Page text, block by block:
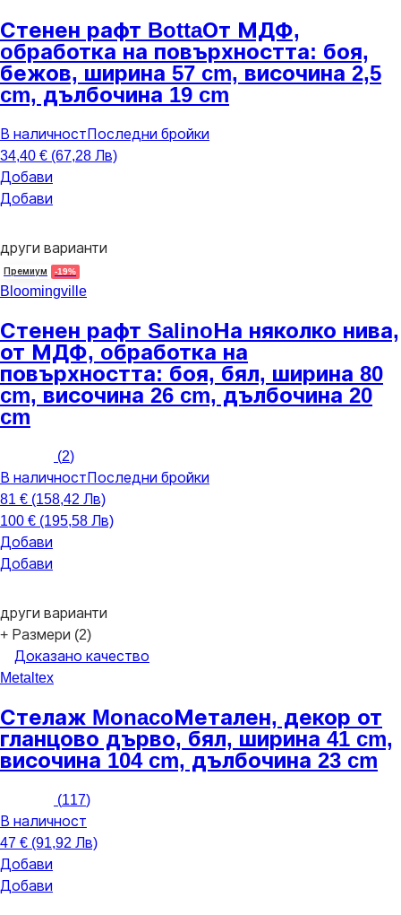
Стенен рафт BottaОт МДФ,
oбработка на повърхността: боя,
бежов, ширина 57 cm, височина 2,5
cm, дълбочина 19 cm
В наличност Последни бройки
34,40 € (67,28 Лв)
Добави
Добави
други варианти
Премиум -19%
Bloomingville
Стенен рафт SalinoНа няколко нива,
от МДФ, oбработка на
повърхността: боя, бял, ширина 80
cm, височина 26 cm, дълбочина 20
cm
(2)
В наличност Последни бройки
81 € (158,42 Лв)
100 € (195,58 Лв)
Добави
Добави
други варианти
+ Размери (2)
Доказано качество
Metaltex
Стелаж MonacoМетален, декор от
гланцово дърво, бял, ширина 41 cm,
височина 104 cm, дълбочина 23 cm
(117)
В наличност
47 € (91,92 Лв)
Добави
Добави